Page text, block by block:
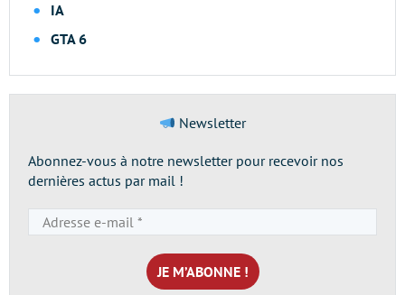
IA
GTA 6
Newsletter
Abonnez-vous à notre newsletter pour recevoir nos
dernières actus par mail !
e-
mail
*